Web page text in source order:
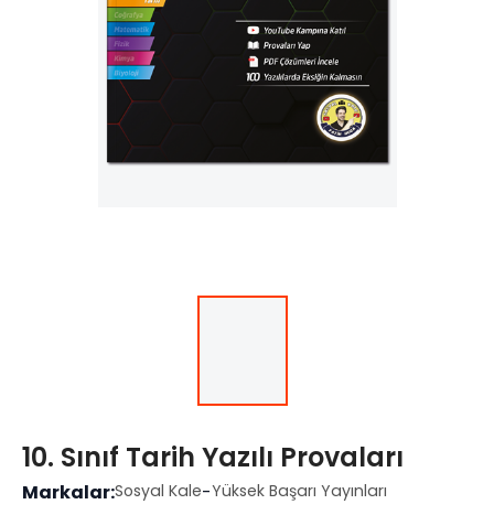
10. Sınıf Tarih Yazılı Provaları
Markalar:Sosyal Kale-Yüksek Başarı Yayınları